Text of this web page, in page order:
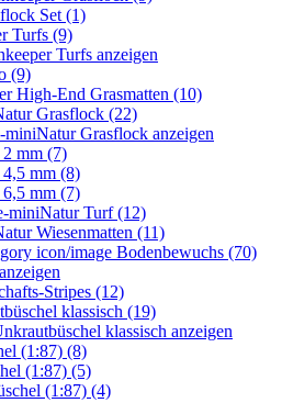
Set (1)
Turfs (9)
Turfs anzeigen
(9)
High-End Grasmatten (10)
Grasflock (22)
miniNatur Grasflock anzeigen
mm (7)
mm (8)
mm (7)
miniNatur Turf (12)
Wiesenmatten (11)
Bodenbewuchs (70)
Stripes (12)
klassisch (19)
klassisch anzeigen
(1:87) (8)
(1:87) (5)
(1:87) (4)